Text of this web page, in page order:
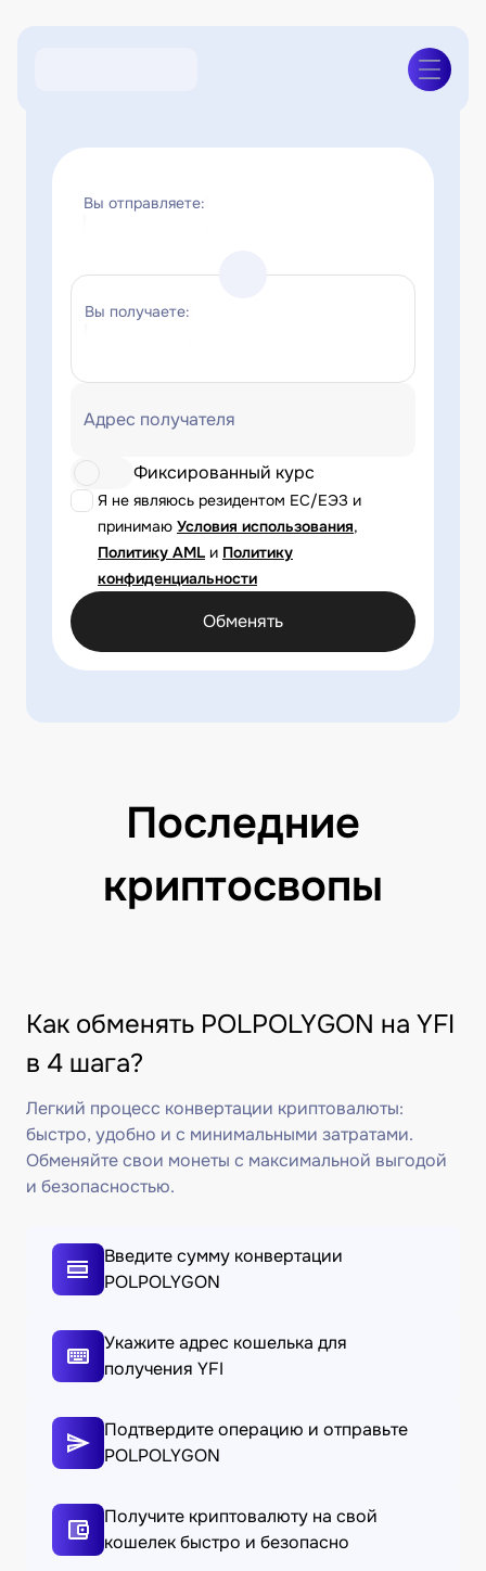
Вы отправляете:
Вы получаете:
Адрес получателя
Я не являюсь резидентом ЕС/ЕЭЗ и
принимаю Условия использования,
Политику AML и Политику
конфиденциальности
Фиксированный курс
Обменять
Последние
криптосвопы
Как обменять POLPOLYGON на YFI
в 4 шага?
Легкий процесс конвертации криптовалюты:
быстро, удобно и с минимальными затратами.
Обменяйте свои монеты с максимальной выгодой
и безопасностью.
Введите сумму конвертации
POLPOLYGON
Укажите адрес кошелька для
получения YFI
Подтвердите операцию и отправьте
POLPOLYGON
Получите криптовалюту на свой
кошелек быстро и безопасно